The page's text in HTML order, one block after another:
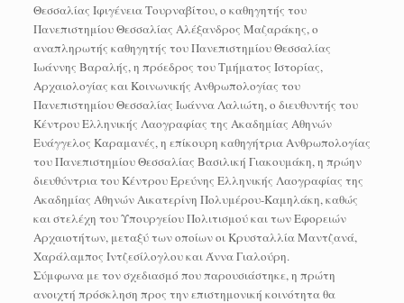
Θεσσαλίας Ιφιγένεια Τουρναβίτου, ο καθηγητής του
Πανεπιστημίου Θεσσαλίας Αλέξανδρος Μαζαράκης, ο
αναπληρωτής καθηγητής του Πανεπιστημίου Θεσσαλίας
Ιωάννης Βαραλής, η πρόεδρος του Τμήματος Ιστορίας,
Αρχαιολογίας και Κοινωνικής Ανθρωπολογίας του
Πανεπιστημίου Θεσσαλίας Ιωάννα Λαλιώτη, ο διευθυντής του
Κέντρου Ελληνικής Λαογραφίας της Ακαδημίας Αθηνών
Ευάγγελος Καραμανές, η επίκουρη καθηγήτρια Ανθρωπολογίας
του Πανεπιστημίου Θεσσαλίας Βασιλική Γιακουμάκη, η πρώην
διευθύντρια του Κέντρου Ερεύνης Ελληνικής Λαογραφίας της
Ακαδημίας Αθηνών Αικατερίνη Πολυμέρου-Καμηλάκη, καθώς
και στελέχη του Υπουργείου Πολιτισμού και των Εφορειών
Αρχαιοτήτων, μεταξύ των οποίων οι Κρυσταλλία Μαντζανά,
Χαράλαμπος Ιντζεσίλογλου και Άννα Γιαλούρη.
Σύμφωνα με τον σχεδιασμό που παρουσιάστηκε, η πρώτη
ανοιχτή πρόσκληση προς την επιστημονική κοινότητα θα